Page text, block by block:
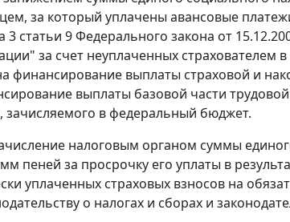
за который уплачены авансовые
3 статьи 9Федерального закона от
за счет неуплаченных
финансирование выплаты страховой и
выплаты базовой части
зачисляемого в федеральный бюджет.
налоговым органом суммы
пеней за просрочку его уплаты в
уплаченных страховых взносов на
о налогах и сборах и